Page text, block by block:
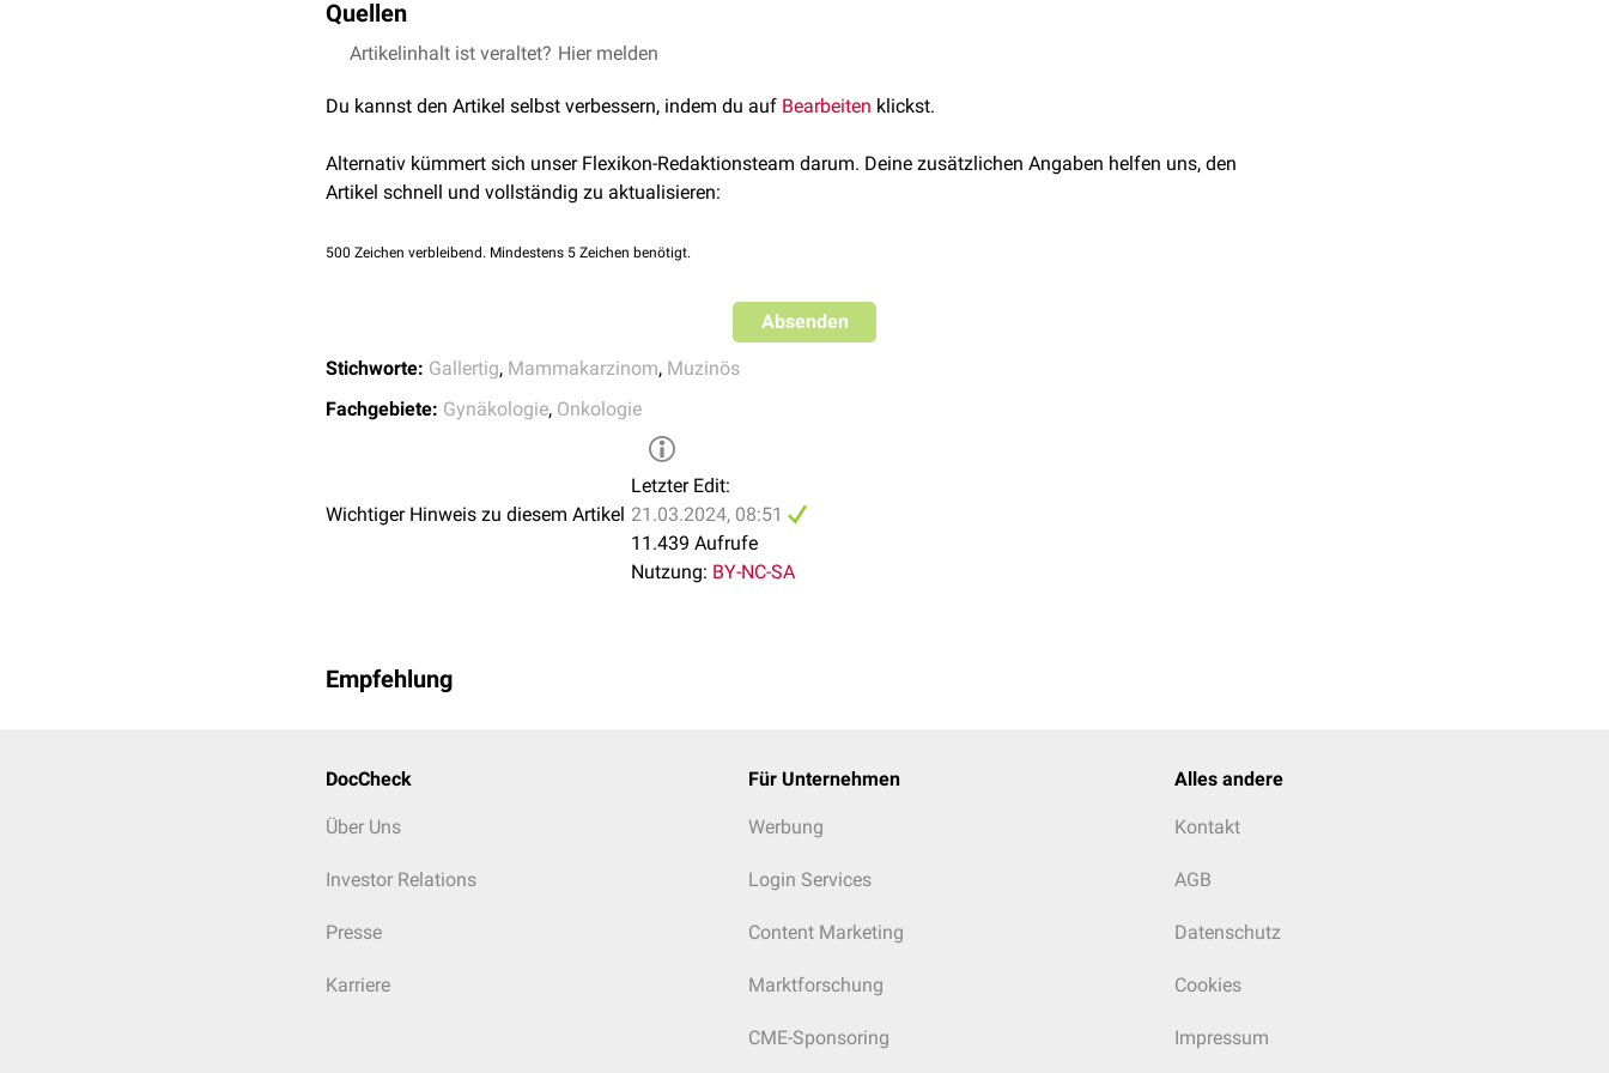
AWMF;
Mammakarzinoms
Kurzversion 4.3 – Juni 2021; AWMF-Registernummer: 032-045OL
Quellen
↑ Faten Limaiem; Faran Ahmad: Mucinous Breast Carcinoma, NIH, last update: February 12, 2023, abgerufen
Artikelinhalt ist veraltet? Hier melden
Du kannst den Artikel selbst verbessern, indem du auf Bearbeiten klickst.
Alternativ kümmert sich unser Flexikon-Redaktionsteam darum. Deine zusätzlichen Angaben helfen uns, den
Artikel schnell und vollständig zu aktualisieren:
500 Zeichen verbleibend. Mindestens 5 Zeichen benötigt.
Absenden
Stichworte: Gallertig, Mammakarzinom, Muzinös
Fachgebiete: Gynäkologie, Onkologie
Wichtiger Hinweis zu diesem Artikel
Letzter Edit:
21.03.2024, 08:51
11.439 Aufrufe
Nutzung: BY-NC-SA
Empfehlung
DocCheck
Über Uns
Investor Relations
Presse
Karriere
Für Unternehmen
Werbung
Login Services
Content Marketing
Marktforschung
CME-Sponsoring
Alles andere
Kontakt
AGB
Datenschutz
Cookies
Impressum